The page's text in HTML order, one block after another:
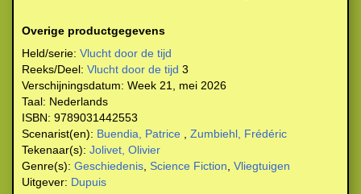
Overige productgegevens
Held/serie: Vlucht door de tijd
Reeks/Deel: Vlucht door de tijd 3
Verschijningsdatum: Week 21, mei 2026
Taal: Nederlands
ISBN: 9789031442553
Scenarist(en): Buendia, Patrice
Zumbiehl, Frédéric
Tekenaar(s): Jolivet, Olivier
Genre(s): Geschiedenis Science Fiction Vliegtuigen
Uitgever: Dupuis